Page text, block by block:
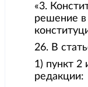
«3.
решение в
26. В
1) пункт
редакции: